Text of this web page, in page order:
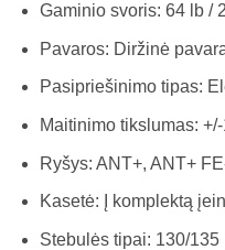
Gaminio svoris: 64 lb /
Pavaros: Diržinė
Pasipriešinimo tipas:
Maitinimo tikslumas:
Ryšys: ANT+, ANT+
Kasetė: Į komplektą
Stebulės tipai: 130/